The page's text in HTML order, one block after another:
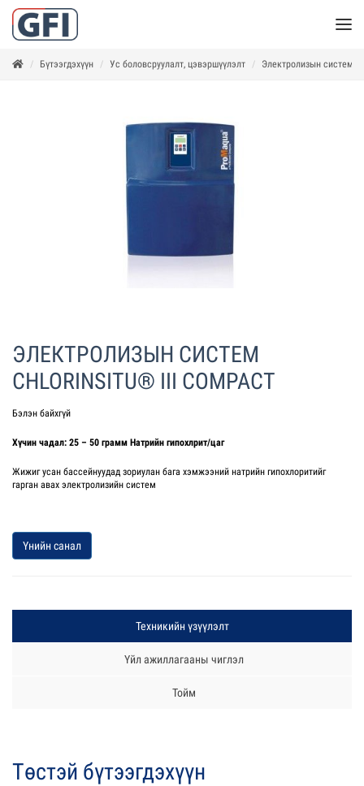
Бүтээгдэхүүн Ус боловсруулалт, цэвэршүүлэлт Электролизын систем
ЭЛЕКТРОЛИЗЫН СИСТЕМ
CHLORINSITU® III COMPACT
Бэлэн байхгүй
Хүчин чадал: 25 – 50 грамм Натрийн гипохлрит/цаг
Жижиг усан бассейнуудад зориулан бага хэмжээний натрийн гипохлоритийг
гарган авах электролизийн систем
Үнийн санал
Техникийн үзүүлэлт
Үйл ажиллагааны чиглэл
Тойм
Төстэй бүтээгдэхүүн